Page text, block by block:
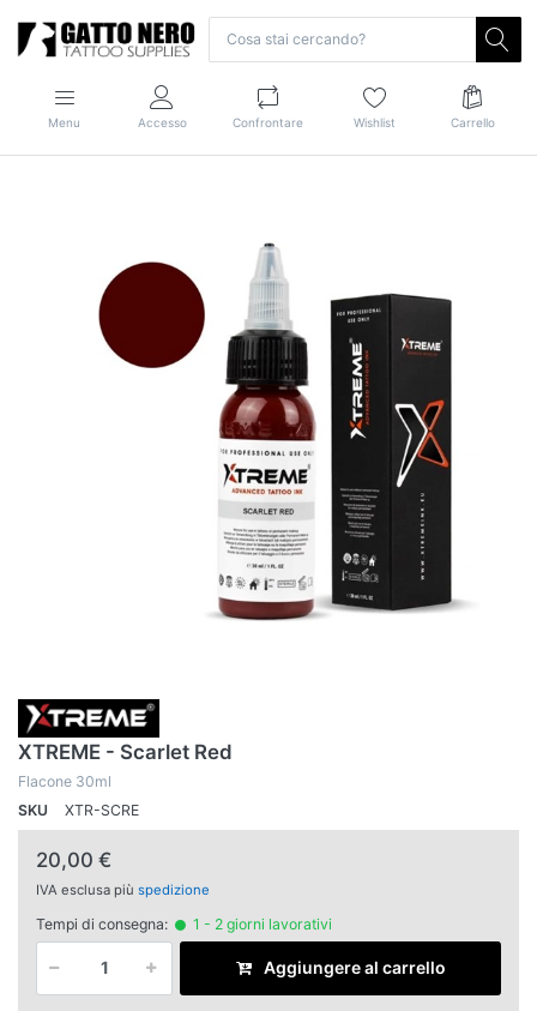
Menu Accesso Confrontare Wishlist Carrello
XTREME - Scarlet Red
Flacone 30ml
SKU
XTR-SCRE
20,00 €
IVA esclusa più spedizione
Tempi di consegna: 1 - 2 giorni lavorativi
Aggiungere al carrello